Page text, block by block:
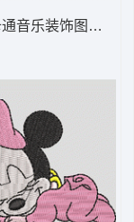
-DST
音乐装饰图案 米